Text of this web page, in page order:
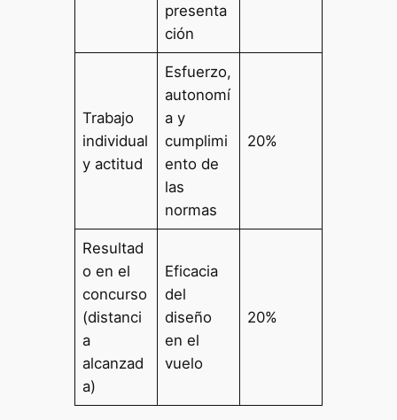
presenta
ción
Trabajo
individual
y actitud
Esfuerzo,
autonomí
a y
cumplimi
ento de
las
normas
20%
Resultad
o en el
concurso
(distanci
a
alcanzad
a)
Eficacia
del
diseño
en el
vuelo
20%